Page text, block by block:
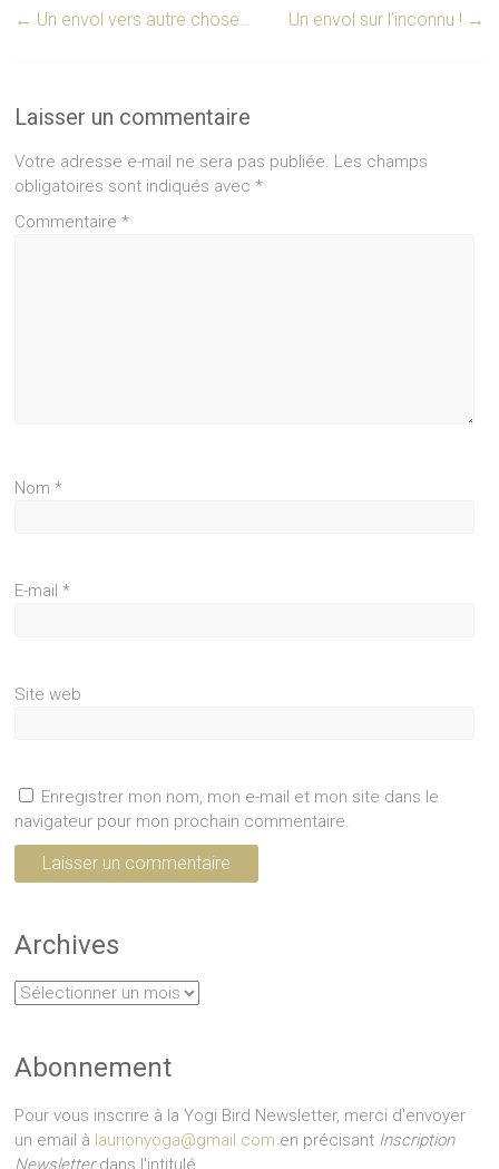
← Un envol vers autre chose… Un envol sur l’inconnu ! →
Laisser un commentaire
Votre adresse e-mail ne sera pas publiée. Les champs
obligatoires sont indiqués avec*
Commentaire*
Nom*
E-mail*
Site web
Enregistrer mon nom, mon e-mail et mon site dans le
navigateur pour mon prochain commentaire.
Archives
Archives
Abonnement
Pour vous inscrire à la Yogi Bird Newsletter, merci d'envoyer
un email à laurionyoga@gmail.com en précisant Inscription
Newsletterdans l'intitulé.